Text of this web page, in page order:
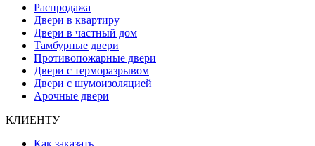
Распродажа
Двери в квартиру
Двери в частный дом
Тамбурные двери
Противопожарные двери
Двери с терморазрывом
Двери с шумоизоляцией
Арочные двери
КЛИЕНТУ
Как заказать